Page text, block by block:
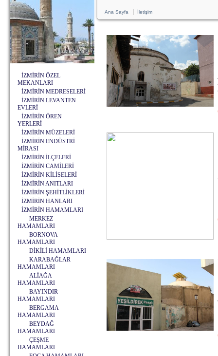
İZMİRİN ÖZEL
MEKANLARI
İZMİRİN MEDRESELERİ
İZMİRİN LEVANTEN
EVLERİ
İZMİRİN ÖREN
YERLERİ
İZMİRİN MÜZELERİ
İZMİRİN ENDÜSTRİ
MİRASI
İZMİRİN İLÇELERİ
İZMİRİN CAMİLERİ
İZMİRİN KİLİSELERİ
İZMİRİN ANITLARI
İZMİRİN ŞEHİTLİKLERİ
İZMİRİN HANLARI
İZMİRİN HAMAMLARI
MERKEZ
HAMAMLARI
BORNOVA
HAMAMLARI
DİKİLİ HAMAMLARI
KARABAĞLAR
HAMAMLARI
ALİAĞA
HAMAMLARI
BAYINDIR
HAMAMLARI
BERGAMA
HAMAMLARI
BEYDAĞ
HAMAMLARI
ÇEŞME
HAMAMLARI
Ana Sayfa| İletişim